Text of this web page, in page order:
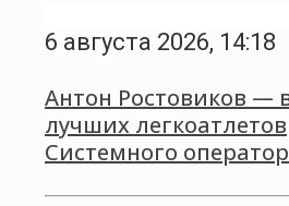
6 августа 2026, 14:18
Антон Ростовиков —
лучших легкоатлетов
Системного